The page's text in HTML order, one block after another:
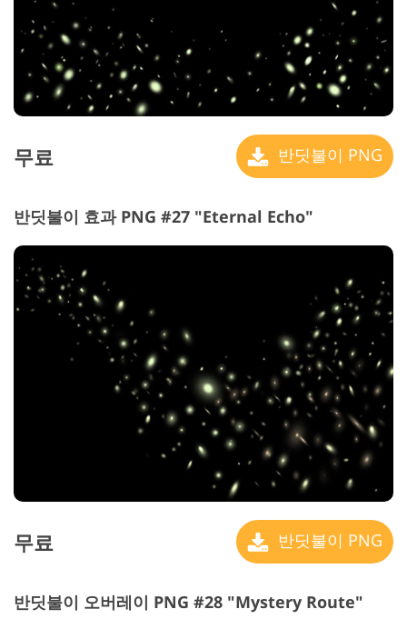
무료 반딧불이 PNG
반딧불이 효과 PNG #27 "Eternal Echo"
무료 반딧불이 PNG
반딧불이 오버레이 PNG #28 "Mystery Route"